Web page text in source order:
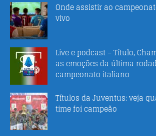
Onde assistir ao
vivo
Live e podcast – Título,
as emoções da última
campeonato italiano
Títulos da Juventus: veja
time foi campeão